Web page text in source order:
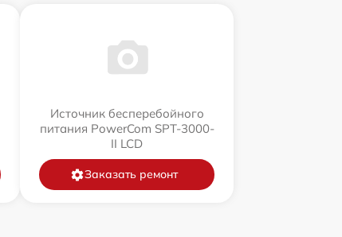
Источник бесперебойного
питания PowerCom SPT-3000-
II LCD
Заказать ремонт